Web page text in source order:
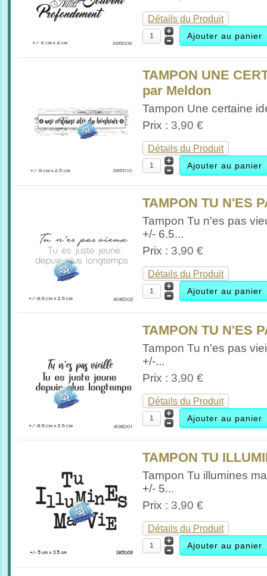
Détails du Produit
TAMPON UNE
par Meldon
Tampon Une certaine
Prix : 3,90 €
Détails du Produit
TAMPON TU N'ES
Tampon Tu n'es pas
+/- 6.5...
Prix : 3,90 €
Détails du Produit
TAMPON TU N'ES
Tampon Tu n'es pas
+/-...
Prix : 3,90 €
Détails du Produit
TAMPON TU
Tampon Tu illumines
+/- 5...
Prix : 3,90 €
Détails du Produit